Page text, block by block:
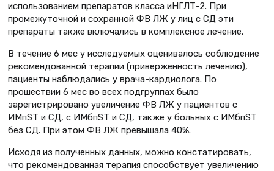
использованием препаратов класса иНГЛТ-2. При
промежуточной и сохранной ФВ ЛЖ у лиц с СД эти
препараты также включались в комплексное лечение.
В течение 6 мес у исследуемых оценивалось соблюдение
рекомендованной терапии (приверженность лечению),
пациенты наблюдались у врача-кардиолога. По
прошествии 6 мес во всех подгруппах было
зарегистрировано увеличение ФВ ЛЖ у пациентов с
ИМпST и СД, с ИМбпST и СД, также у больных с ИМбпST
без СД. При этом ФВ ЛЖ превышала 40%.
Исходя из полученных данных, можно констатировать,
что рекомендованная терапия способствует увеличению